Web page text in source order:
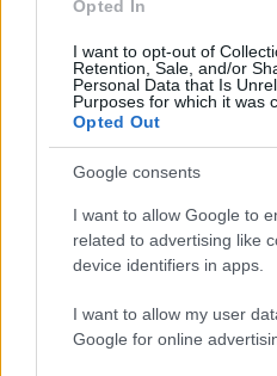
Opted In
I want to opt-out of
Retention, Sale, and/or
Personal Data that Is
Purposes for which it was
Opted Out
Google consents
I want to allow Google to
related to advertising like
device identifiers in apps.
I want to allow my user
Google for online
Látványos